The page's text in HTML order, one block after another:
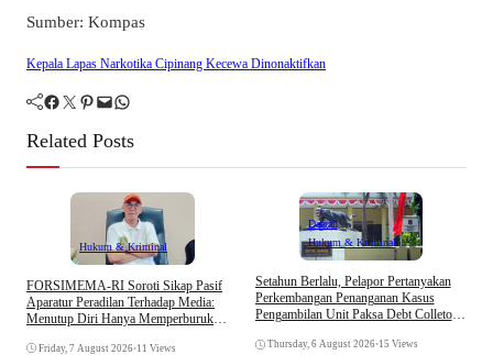
Sumber: Kompas
Kepala Lapas Narkotika Cipinang Kecewa Dinonaktifkan
Facebook Twitter Pinterest Mail WhatsApp
Related Posts
Hukum & Kriminal
​FORSIMEMA-RI Soroti Sikap Pasif
Aparatur Peradilan Terhadap Media:
Menutup Diri Hanya Memperburuk
Friday, 7 August 2026•11 Views
Daerah
Hukum & Kriminal
Setahun Berlalu, Pelapor Pertanyakan
Perkembangan Penanganan Kasus
Pengambilan Unit Paksa Debt Colletor
Thursday, 6 August 2026•15 Views